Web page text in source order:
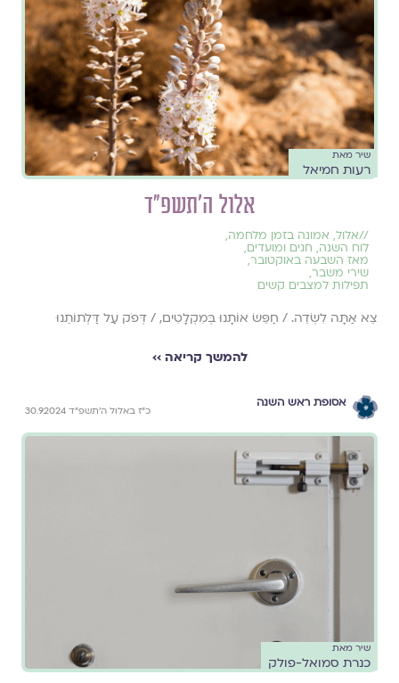
שיר מאת
רעות חמיאל
אלול ה׳תשפ״ד
//אלול, אמונה בזמן מלחמה,
לוח השנה, חגים ומועדים,
מאז השבעה באוקטובר,
שירי משבר,
תפילות למצבים קשים
צֵא אַתָּה לִשְׂדֵה. / חַפֵּשׂ אוֹתָנוּ בְּמִקְלָטִים, / דְּפֹק עַל דַּלְתוֹתֵנוּ
להמשך קריאה ››
אסופת ראש השנה
כ״ז באלול ה׳תשפ״ד 30.9.2024
שיר מאת
כנרת סמואל-פולק